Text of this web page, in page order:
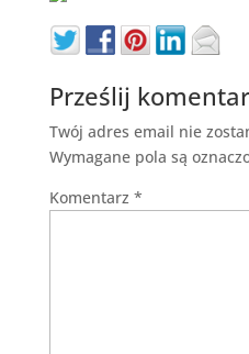
Prześlij
Twój adres email nie
Wymagane pola są
Komentarz *